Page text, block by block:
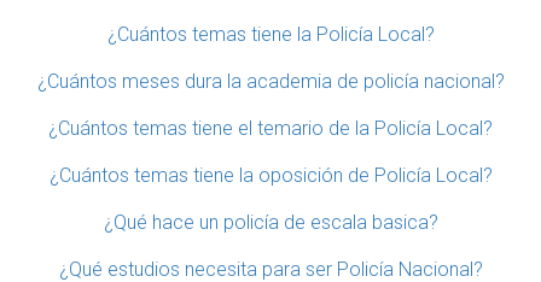
¿Cuántos temas tiene la Policía Local?
¿Cuántos meses dura la academia de policía nacional?
¿Cuántos temas tiene el temario de la Policía Local?
¿Cuántos temas tiene la oposición de Policía Local?
¿Qué hace un policía de escala basica?
¿Qué estudios necesita para ser Policía Nacional?